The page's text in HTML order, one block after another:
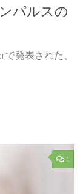
パルスの
発表された、
1